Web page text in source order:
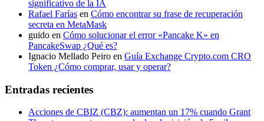
significativo de la IA
Rafael Farías en Cómo encontrar su frase de recuperación
secreta en MetaMask
guido en Cómo solucionar el error «Pancake K» en
PancakeSwap ¿Qué es?
Ignacio Mellado Peiro en Guía Exchange Crypto.com CRO
Token ¿Cómo comprar, usar y operar?
Entradas recientes
Acciones de CBIZ (CBZ): aumentan un 17% cuando Grant